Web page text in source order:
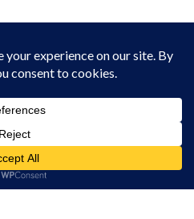
înțeles!
vă exprimați acordul asupra folosirii
pe raza
MARȚI, 18:25
gratuite la